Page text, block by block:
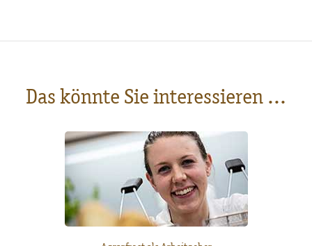
Das könnte Sie interessieren ...